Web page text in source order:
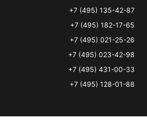
+7 (495) 135-42-87
+7 (495) 182-17-65
+7 (495) 021-25-26
+7 (495) 023-42-98
+7 (495) 431-00-33
+7 (495) 128-01-88